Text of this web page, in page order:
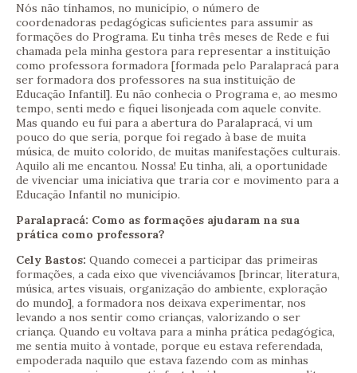
Nós não tínhamos, no município, o número de
coordenadoras pedagógicas suficientes para assumir as
formações do Programa. Eu tinha três meses de Rede e fui
chamada pela minha gestora para representar a instituição
como professora formadora [formada pelo Paralapracá para
ser formadora dos professores na sua instituição de
Educação Infantil]. Eu não conhecia o Programa e, ao mesmo
tempo, senti medo e fiquei lisonjeada com aquele convite.
Mas quando eu fui para a abertura do Paralapracá, vi um
pouco do que seria, porque foi regado à base de muita
música, de muito colorido, de muitas manifestações culturais.
Aquilo ali me encantou. Nossa! Eu tinha, ali, a oportunidade
de vivenciar uma iniciativa que traria cor e movimento para a
Educação Infantil no município.
Paralapracá: Como as formações ajudaram na sua
prática como professora?
Cely Bastos: Quando comecei a participar das primeiras
formações, a cada eixo que vivenciávamos [brincar, literatura,
música, artes visuais, organização do ambiente, exploração
do mundo], a formadora nos deixava experimentar, nos
levando a nos sentir como crianças, valorizando o ser
criança. Quando eu voltava para a minha prática pedagógica,
me sentia muito à vontade, porque eu estava referendada,
empoderada naquilo que estava fazendo com as minhas